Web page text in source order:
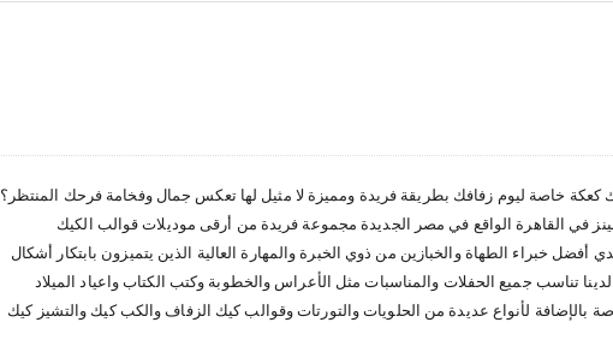
خاصة ليوم زفافك بطريقة فريدة ومميزة لا مثيل لها تعكس جمال وفخامة فرحك المنتظر؟
في القاهرة الواقع في مصر الجديدة مجموعة فريدة من أرقى موديلات قوالب الكيك
أفضل خبراء الطهاة والخبازين من ذوي الخبرة والمهارة العالية الذين يتميزون بابتكار أشكال
تناسب جميع الحفلات والمناسبات مثل الأعراس والخطوبة وكتب الكتاب واعياد الميلاد
بالإضافة لأنواع عديدة من الحلويات والتورتات وقوالب كيك الزفاف والكب كيك والتشيز كيك